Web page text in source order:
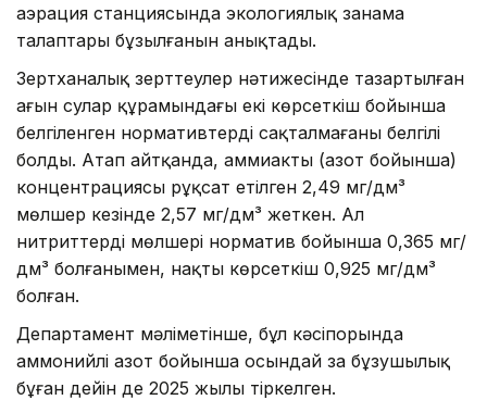
аэрация станциясында экологиялық заңнама
талаптары бұзылғанын анықтады.
Зертханалық зерттеулер нәтижесінде тазартылған
ағын сулар құрамындағы екі көрсеткіш бойынша
белгіленген нормативтердің сақталмағаны белгілі
болды. Атап айтқанда, аммиактың (азот бойынша)
концентрациясы рұқсат етілген 2,49 мг/дм³
мөлшер кезінде 2,57 мг/дм³ жеткен. Ал
нитриттердің мөлшері норматив бойынша 0,365 мг/
дм³ болғанымен, нақты көрсеткіш 0,925 мг/дм³
болған.
Департамент мәліметінше, бұл кәсіпорында
аммонийлі азот бойынша осындай заң бұзушылық
бұған дейін де 2025 жылы тіркелген.